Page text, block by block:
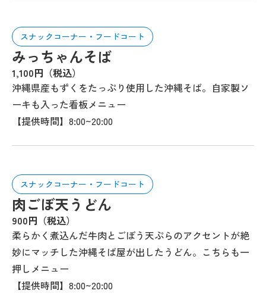
スナックコーナー・フードコート
みっちゃんそば
1,100円（税込）
沖縄県産もずくをたっぷり使用した沖縄そば。自家製ソ
ーキも入った看板メニュー
【提供時間】8:00~20:00
スナックコーナー・フードコート
肉ごぼ天うどん
900円（税込）
柔らかく煮込んだ牛肉とごぼう天ぷらのアクセントが絶
妙にマッチした沖縄そば屋が出したうどん。こちらも一
押しメニュー
【提供時間】8:00~20:00